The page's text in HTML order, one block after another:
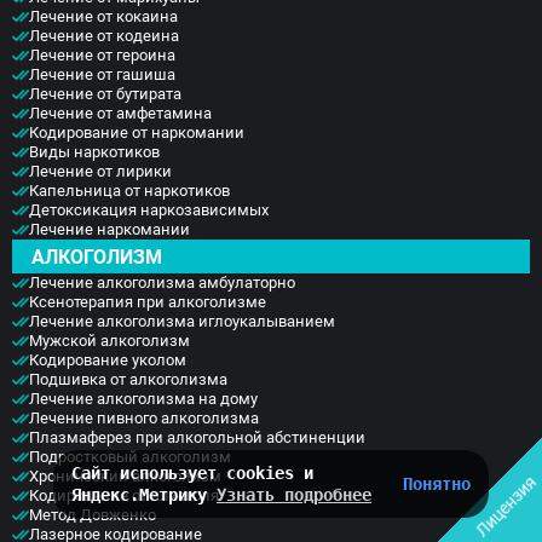
Сайт использует cookies и
Яндекс.МетрикуУзнать подробнее
ПонятноЛицензия
Лечение от кокаина
Лечение от кодеина
Лечение от героина
Лечение от гашиша
Лечение от бутирата
Лечение от амфетамина
Кодирование от наркомании
Виды наркотиков
Лечение от лирики
Капельница от наркотиков
Детоксикация наркозависимых
Лечение наркомании
АЛКОГОЛИЗМ
Лечение алкоголизма амбулаторно
Ксенотерапия при алкоголизме
Лечение алкоголизма иглоукалыванием
Мужской алкоголизм
Кодирование уколом
Подшивка от алкоголизма
Лечение алкоголизма на дому
Лечение пивного алкоголизма
Плазмаферез при алкогольной абстиненции
Подростковый алкоголизм
Хронический алкоголизм
Кодирование от алкоголя
Метод Довженко
Лазерное кодирование